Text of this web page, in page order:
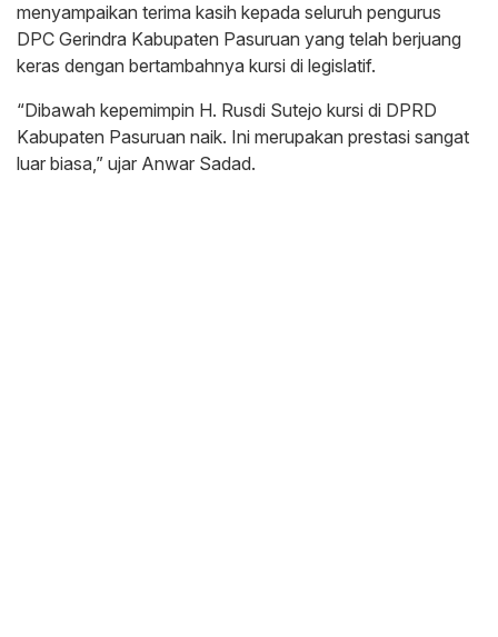
menyampaikan terima kasih kepada seluruh pengurus
DPC Gerindra Kabupaten Pasuruan yang telah berjuang
keras dengan bertambahnya kursi di legislatif.
“Dibawah kepemimpin H. Rusdi Sutejo kursi di DPRD
Kabupaten Pasuruan naik. Ini merupakan prestasi sangat
luar biasa,” ujar Anwar Sadad.